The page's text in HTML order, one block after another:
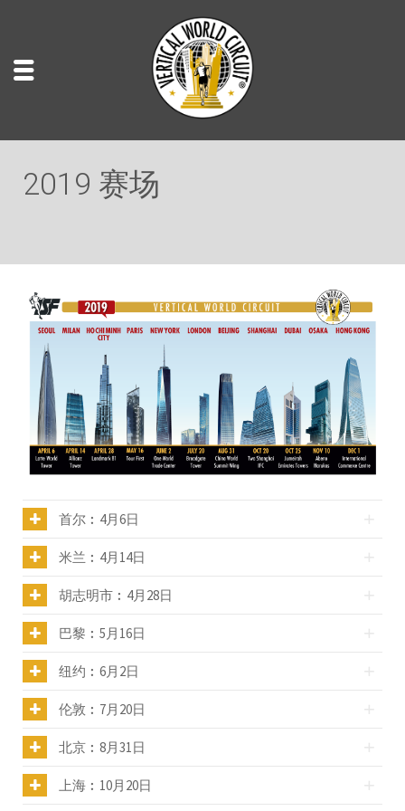
2019 赛场
首尔︰4月6日
米兰︰4月14日
胡志明市︰4月28日
巴黎︰5月16日
纽约︰6月2日
伦敦︰7月20日
北京︰8月31日
上海︰10月20日